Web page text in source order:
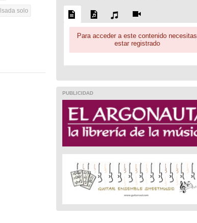
solo
Para acceder a este contenido necesitas
estar registrado
PUBLICIDAD